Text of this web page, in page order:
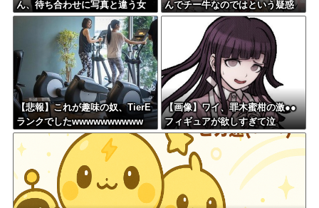
ん、待ち合わせに写真と違う女
が来たので逃げようとするも眼
鏡を奪われ可哀想なことになっ
ているところを激写されてしま
う…
んでチー牛なのではという疑惑
が生まれるwwwwwww
【悲報】これが趣味の奴、TierE
ランクでしたwwwwwwwwww
【画像】ワイ、罪木蜜柑の激●●
フィギュアが欲しすぎて泣
く・・・・・・